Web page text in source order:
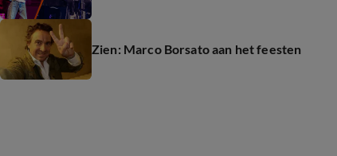
Zien: Marco Borsato aan het feesten